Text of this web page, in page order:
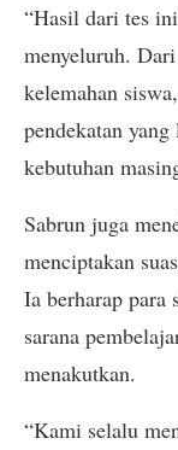
“Hasil dari tes
menyeluruh.
kelemahan
pendekatan
kebutuhan
Sabrun juga
menciptakan
Ia berharap para
sarana
menakutkan.
“Kami selalu